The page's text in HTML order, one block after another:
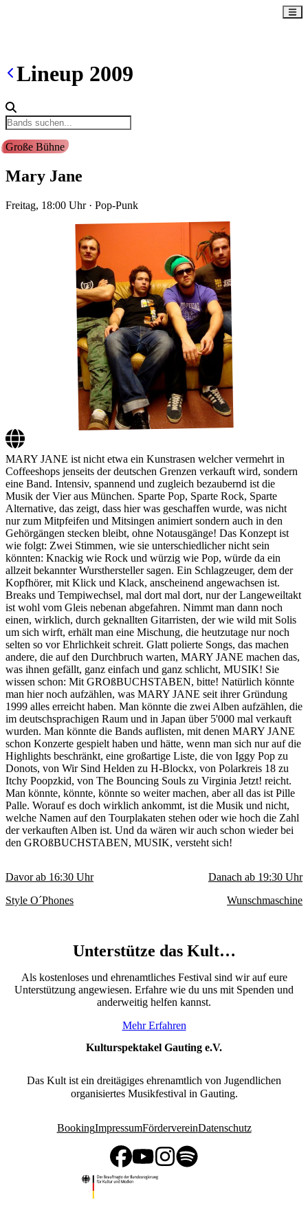
Lineup 2009
Große Bühne
Mary Jane
Freitag, 18:00 Uhr· Pop-Punk
MARY JANE ist nicht etwa ein Kunstrasen welcher vermehrt in
Coffeeshops jenseits der deutschen Grenzen verkauft wird, sondern
eine Band. Intensiv, spannend und zugleich bezaubernd ist die
Musik der Vier aus München. Sparte Pop, Sparte Rock, Sparte
Alternative, das zeigt, dass hier was geschaffen wurde, was nicht
nur zum Mitpfeifen und Mitsingen animiert sondern auch in den
Gehörgängen stecken bleibt, ohne Notausgänge! Das Konzept ist
wie folgt: Zwei Stimmen, wie sie unterschiedlicher nicht sein
könnten: Knackig wie Rock und würzig wie Pop, würde da ein
allzeit bekannter Wursthersteller sagen. Ein Schlagzeuger, dem der
Kopfhörer, mit Klick und Klack, anscheinend angewachsen ist.
Breaks und Tempiwechsel, mal dort mal dort, nur der Langeweiltakt
ist wohl vom Gleis nebenan abgefahren. Nimmt man dann noch
einen, wirklich, durch geknallten Gitarristen, der wie wild mit Solis
um sich wirft, erhält man eine Mischung, die heutzutage nur noch
selten so vor Ehrlichkeit schreit. Glatt polierte Songs, das machen
andere, die auf den Durchbruch warten, MARY JANE machen das,
was ihnen gefällt, ganz einfach und ganz schlicht, MUSIK! Sie
wissen schon: Mit GROßBUCHSTABEN, bitte! Natürlich könnte
man hier noch aufzählen, was MARY JANE seit ihrer Gründung
1999 alles erreicht haben. Man könnte die zwei Alben aufzählen, die
im deutschsprachigen Raum und in Japan über 5'000 mal verkauft
wurden. Man könnte die Bands auflisten, mit denen MARY JANE
schon Konzerte gespielt haben und hätte, wenn man sich nur auf die
Highlights beschränkt, eine großartige Liste, die von Iggy Pop zu
Donots, von Wir Sind Helden zu H-Blockx, von Polarkreis 18 zu
Itchy Poopzkid, von The Bouncing Souls zu Virginia Jetzt! reicht.
Man könnte, könnte, könnte so weiter machen, aber all das ist Pille
Palle. Worauf es doch wirklich ankommt, ist die Musik und nicht,
welche Namen auf den Tourplakaten stehen oder wie hoch die Zahl
der verkauften Alben ist. Und da wären wir auch schon wieder bei
den GROßBUCHSTABEN, MUSIK, versteht sich!
Davor ab 16:30 Uhr
Style O´Phones
Danach ab 19:30 Uhr
Wunschmaschine
Unterstütze das Kult…
Als kostenloses und ehrenamtliches Festival sind wir auf eure
Unterstützung angewiesen. Erfahre wie du uns mit Spenden und
anderweitig helfen kannst.
Mehr Erfahren
Kulturspektakel Gauting e.V.
Das Kult ist ein dreitägiges ehrenamtlich von Jugendlichen
organisiertes Musikfestival in Gauting.
BookingImpressumFördervereinDatenschutz